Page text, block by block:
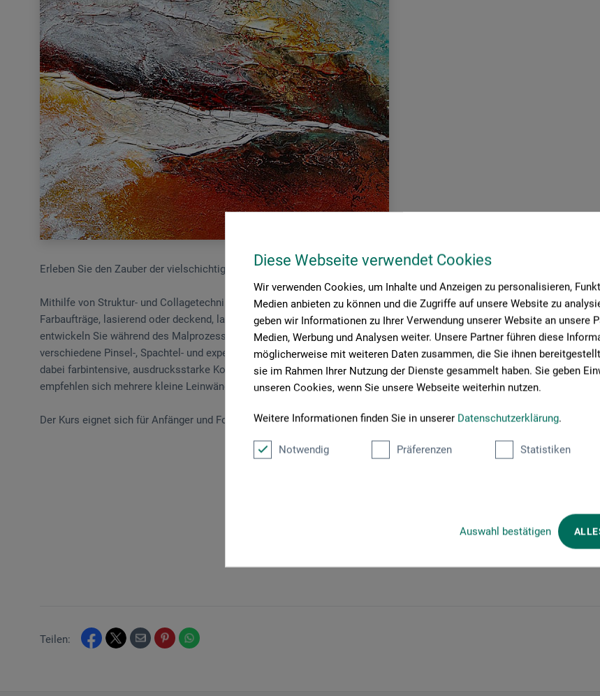
Diese Webseite verwendet Cookies
Wir verwenden Cookies, um Inhalte und Anzeigen zu personalisieren,
Medien anbieten zu können und die Zugriffe auf unsere Website zu
geben wir Informationen zu Ihrer Verwendung unserer Website an unsere
Medien, Werbung und Analysen weiter. Unsere Partner führen diese
möglicherweise mit weiteren Daten zusammen, die Sie ihnen
sie im Rahmen Ihrer Nutzung der Dienste gesammelt haben. Sie geben
unseren Cookies, wenn Sie unsere Webseite weiterhin nutzen.
Weitere Informationen finden Sie in unserer Datenschutzerklärung.
Notwendig Präferenzen Statistiken
Auswahl bestätigen
Erleben Sie den Zauber der vielschichtigen abstrakten Acrylmalerei!
Mithilfe von Struktur- und Collagetechniken erschaffen Sie dreidimensionale Oberflächen. Die darauf folgenden
Farbaufträge, lasierend oder deckend, lassen Bilder mit lebendiger Tiefenwirkung entstehen. Von der Farbe ausgehend,
entwickeln Sie während des Malprozesses freie Kompositionen mit viel Raum für individuelles Gestalten. Dabei
verschiedene Pinsel-, Spachtel- und experimentelle Techniken zum Einsatz, die Schritt für Schritt erarbeiten werden und
dabei farbintensive, ausdrucksstarke Kompositionen entstehen lassen. Zum Ausprobieren und Erlernen der Techniken
empfehlen sich mehrere kleine Leinwände, mit denen Sie eine Serie erarbeiten können.
Der Kurs eignet sich für Anfänger und Fortgeschrittene.
Teilen: